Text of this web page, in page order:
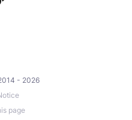
- 2026
page